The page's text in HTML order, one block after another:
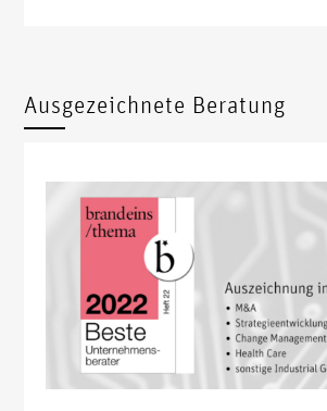
Ausgezeichnete Beratung